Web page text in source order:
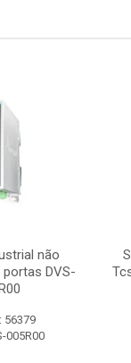
não
portas DVS-
56379
005R00